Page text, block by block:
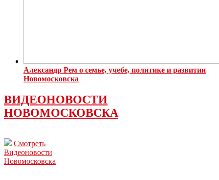
Александр Рем о семье, учебе, политике и развитии
Новомосковска
ВИДЕОНОВОСТИ
НОВОМОСКОВСКА
Смотреть
Видеоновости
Новомосковска